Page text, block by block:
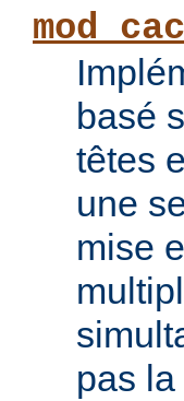
basé
têtes
une
mise
pas